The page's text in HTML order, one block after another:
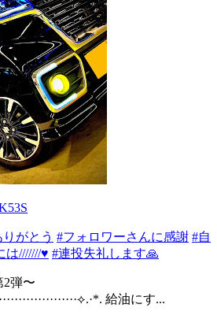
がとう #フォロワーさんに感謝 #自
は///////♥️ #連投失礼します🙏
2弾〜
給油にす...